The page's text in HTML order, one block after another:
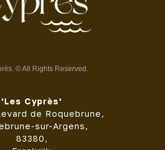
© All Rights Reserved.
'Les Cyprès'
de Roquebrune,
sur-Argens,
83380,